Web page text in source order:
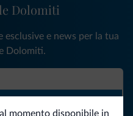
momento disponibile in
Dolomiti
e news per la tua
Dolomiti.